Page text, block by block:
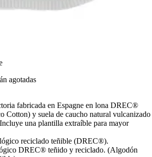
agotadas
fabricada en Espagne en lona DREC®
Cotton) y suela de caucho natural vulcanizado
una plantilla extraíble para mayor
reciclado teñible (DREC®).
DREC® teñido y reciclado. (Algodón